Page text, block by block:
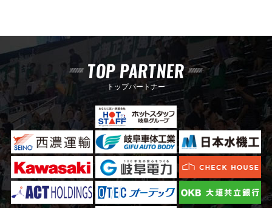
TOP PARTNER
トップパートナー